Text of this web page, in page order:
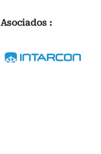
Asociados :